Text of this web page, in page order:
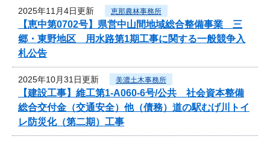
2025年11月4日更新 恵那農林事務所
【恵中第0702号】県営中山間地域総合整備事業 三
郷・東野地区 用水路第1期工事に関する一般競争入
札公告
2025年10月31日更新 美濃土木事務所
【建設工事】維工第1-A060-6号/公共 社会資本整備
総合交付金（交通安全）他（債務）道の駅むげ川トイ
レ防災化（第二期）工事